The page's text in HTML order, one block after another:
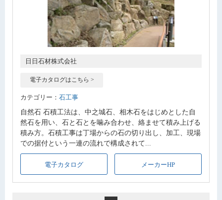
日日石材株式会社
電子カタログはこちら >
カテゴリー： 石工事
自然石 石積工法は、中之城石、相木石をはじめとした自
然石を用い、石と石とを噛み合わせ、絡ませて積み上げる
積み方。石積工事は丁場からの石の切り出し、加工、現場
での据付という一連の流れで構成されて...
電子カタログ メーカーHP